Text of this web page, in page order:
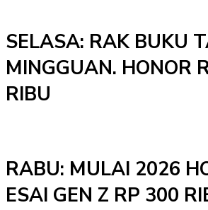
SELASA: RAK BUKU
MINGGUAN. HONOR
RIBU
RABU: MULAI 2026
ESAI GEN Z RP 300